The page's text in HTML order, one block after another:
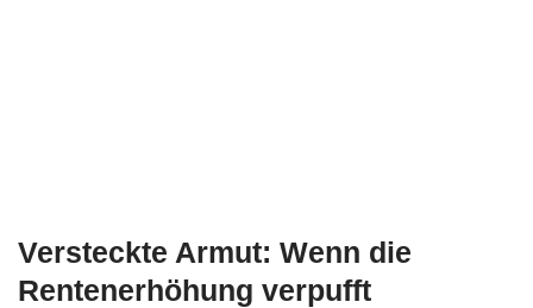
Versteckte Armut: Wenn die
Rentenerhöhung verpufft